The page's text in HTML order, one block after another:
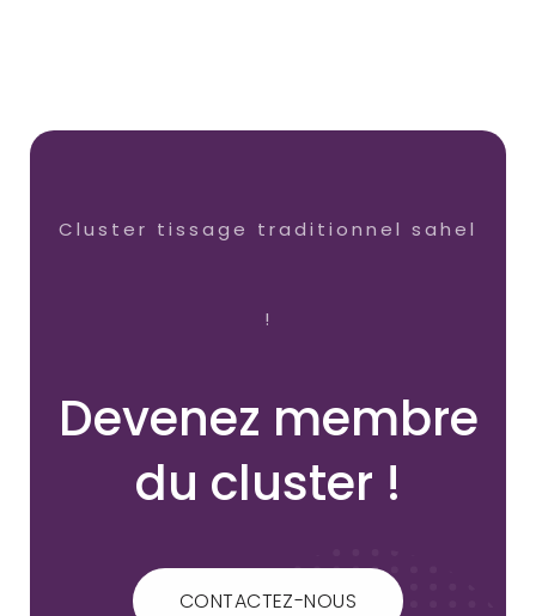
Cluster tissage traditionnel sahel
!
Devenez membre
du cluster !
CONTACTEZ-NOUS